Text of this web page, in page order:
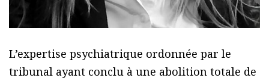
L’expertise psychiatrique ordonnée par le
tribunal ayant conclu à une abolition totale de